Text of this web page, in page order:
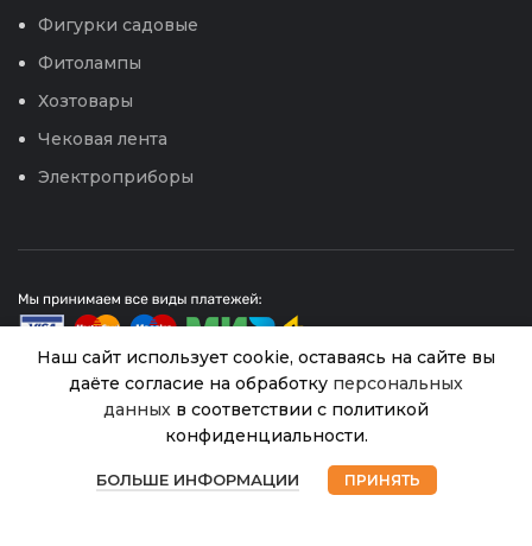
Фигурки садовые
Фитолампы
Хозтовары
Чековая лента
Электроприборы
Интернет магазин Успех. ИП Хрипунов Сергей
Александрович
ИНН 420800180243 / ОГРНИП 304420530300327
Все права защищены.Персональные данные.
Наш сайт использует cookie, оставаясь на сайте вы
даёте согласие на обработку персональных
данных в соответствии с политикой
конфиденциальности.
БОЛЬШЕ ИНФОРМАЦИИ ПРИНЯТЬ
Огурец
Бидретта
(Аэлита)38.00₽
наличии
Магазин Избранное Корзина Мой аккаунт